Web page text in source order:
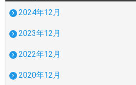
2024年12月
2023年12月
2022年12月
2020年12月